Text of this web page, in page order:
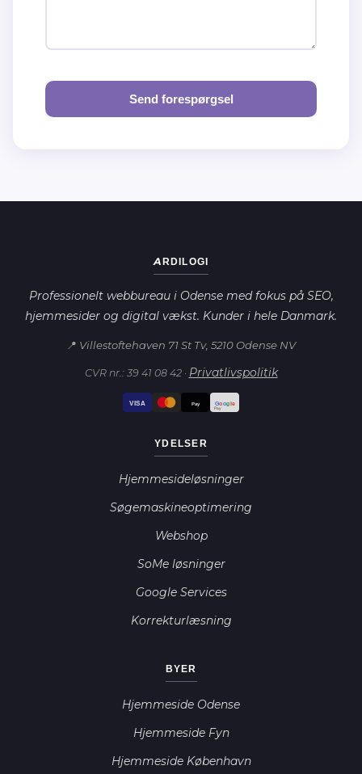
Send forespørgsel
ARDILOGI
Professionelt webbureau i Odense med fokus på SEO,
hjemmesider og digital vækst. Kunder i hele Danmark.
📍 Villestoftehaven 71 St Tv, 5210 Odense NV
CVR nr.: 39 41 08 42 · Privatlivspolitik
VISA Pay Google
Pay
YDELSER
Hjemmesideløsninger
Søgemaskineoptimering
Webshop
SoMe løsninger
Google Services
Korrekturlæsning
BYER
Hjemmeside Odense
Hjemmeside Fyn
Hjemmeside København